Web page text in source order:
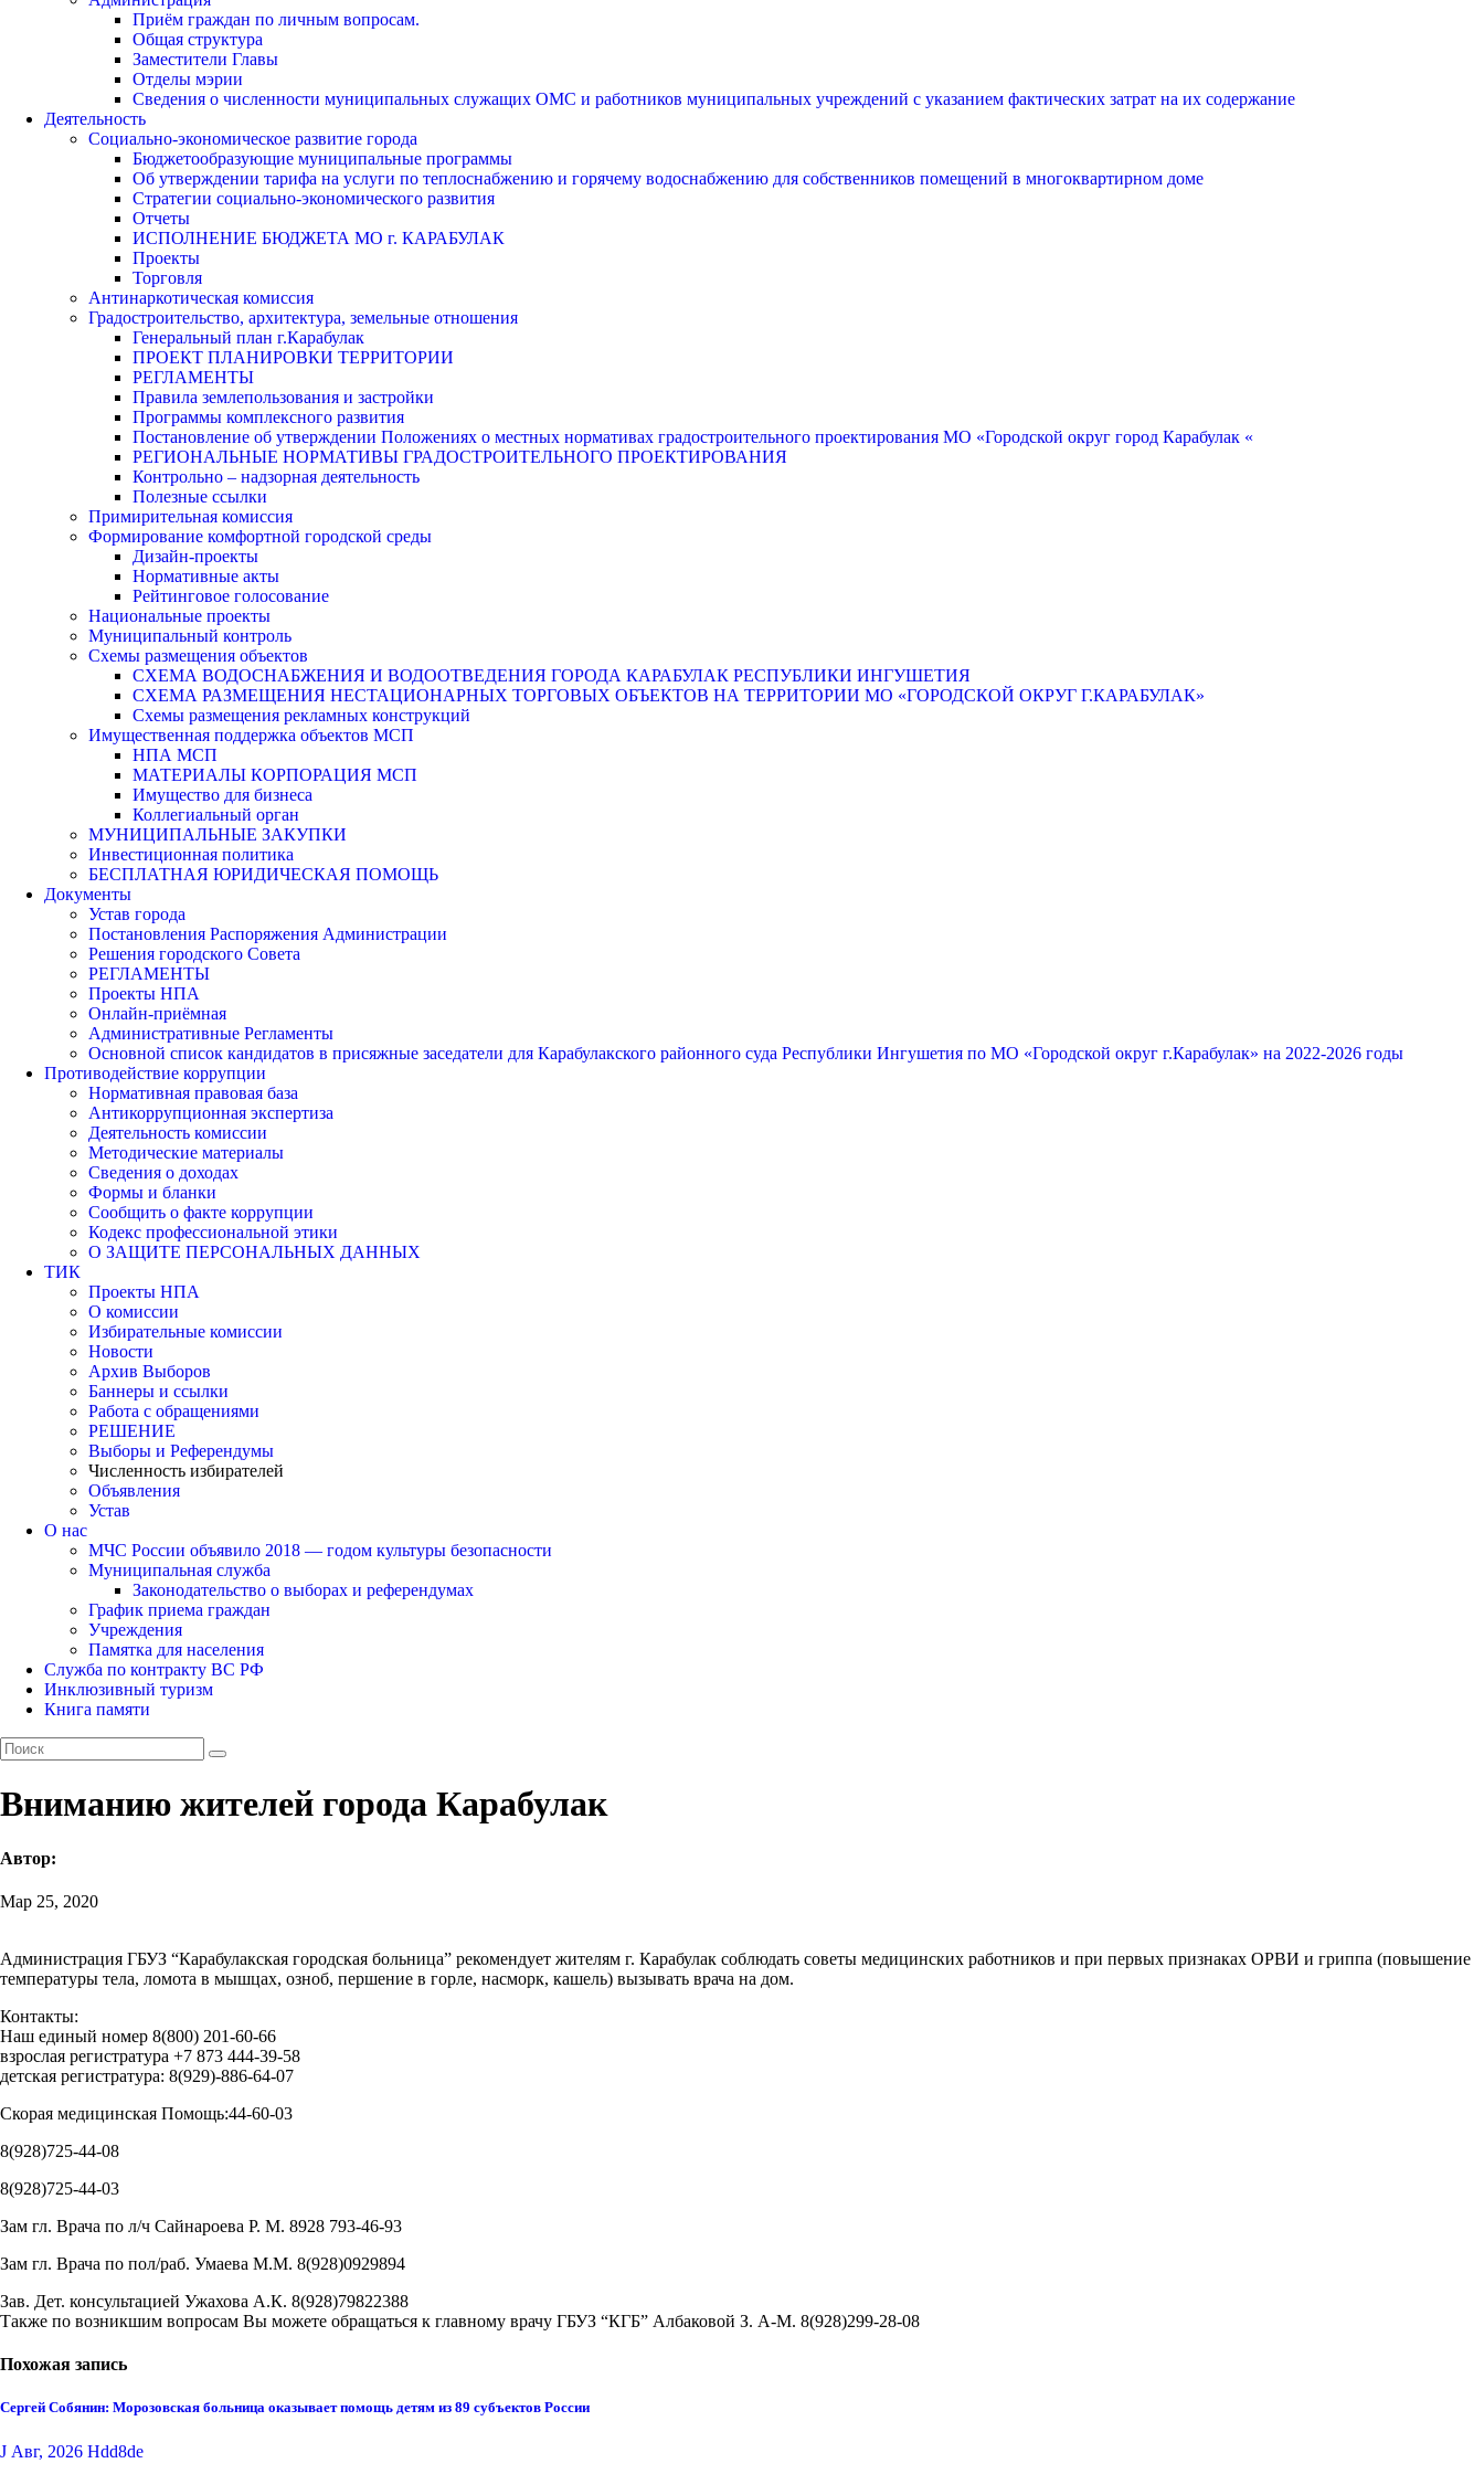
Приём граждан по личным вопросам.
Общая структура
Заместители Главы
Отделы мэрии
Сведения о численности муниципальных служащих ОМС и работников муниципальных учреждений с указанием фактических затрат на их содержание
Деятельность
Социально-экономическое развитие города
Бюджетообразующие муниципальные программы
Об утверждении тарифа на услуги по теплоснабжению и горячему водоснабжению для собственников помещений в многоквартирном доме
Стратегии социально-экономического развития
Отчеты
ИСПОЛНЕНИЕ БЮДЖЕТА МО г. КАРАБУЛАК
Проекты
Торговля
Антинаркотическая комиссия
Градостроительство, архитектура, земельные отношения
Генеральный план г.Карабулак
ПРОЕКТ ПЛАНИРОВКИ ТЕРРИТОРИИ
РЕГЛАМЕНТЫ
Правила землепользования и застройки
Программы комплексного развития
Постановление об утверждении Положениях о местных нормативах градостроительного проектирования МО «Городской округ город Карабулак «
РЕГИОНАЛЬНЫЕ НОРМАТИВЫ ГРАДОСТРОИТЕЛЬНОГО ПРОЕКТИРОВАНИЯ
Контрольно – надзорная деятельность
Полезные ссылки
Примирительная комиссия
Формирование комфортной городской среды
Дизайн-проекты
Нормативные акты
Рейтинговое голосование
Национальные проекты
Муниципальный контроль
Схемы размещения объектов
СХЕМА ВОДОСНАБЖЕНИЯ И ВОДООТВЕДЕНИЯ ГОРОДА КАРАБУЛАК РЕСПУБЛИКИ ИНГУШЕТИЯ
СХЕМА РАЗМЕЩЕНИЯ НЕСТАЦИОНАРНЫХ ТОРГОВЫХ ОБЪЕКТОВ НА ТЕРРИТОРИИ МО «ГОРОДСКОЙ ОКРУГ Г.КАРАБУЛАК»
Схемы размещения рекламных конструкций
Имущественная поддержка объектов МСП
НПА МСП
МАТЕРИАЛЫ КОРПОРАЦИЯ МСП
Имущество для бизнеса
Коллегиальный орган
МУНИЦИПАЛЬНЫЕ ЗАКУПКИ
Инвестиционная политика
БЕСПЛАТНАЯ ЮРИДИЧЕСКАЯ ПОМОЩЬ
Документы
Устав города
Постановления Распоряжения Администрации
Решения городского Совета
РЕГЛАМЕНТЫ
Проекты НПА
Онлайн-приёмная
Административные Регламенты
Основной список кандидатов в присяжные заседатели для Карабулакского районного суда Республики Ингушетия по МО «Городской округ г.Карабулак» на 2022-2026 годы
Противодействие коррупции
Нормативная правовая база
Антикоррупционная экспертиза
Деятельность комиссии
Методические материалы
Сведения о доходах
Формы и бланки
Сообщить о факте коррупции
Кодекс профессиональной этики
О ЗАЩИТЕ ПЕРСОНАЛЬНЫХ ДАННЫХ
ТИК
Проекты НПА
О комиссии
Избирательные комиссии
Новости
Архив Выборов
Баннеры и ссылки
Работа с обращениями
РЕШЕНИЕ
Выборы и Референдумы
Численность избирателей
Объявления
Устав
О нас
МЧС России объявило 2018 — годом культуры безопасности
Муниципальная служба
Законодательство о выборах и референдумах
График приема граждан
Учреждения
Памятка для населения
Служба по контракту ВС РФ
Инклюзивный туризм
Книга памяти
Вниманию жителей города Карабулак
Автор:
Мар 25, 2020
Администрация ГБУЗ “Карабулакская городская больница” рекомендует жителям г. Карабулак соблюдать советы медицинских работников и при первых признаках ОРВИ и гриппа (повышение
температуры тела, ломота в мышцах, озноб, першение в горле, насморк, кашель) вызывать врача на дом.
Контакты:
Наш единый номер 8(800) 201-60-66
взрослая регистратура +7 873 444-39-58
детская регистратура: 8(929)-886-64-07
Скорая медицинская Помощь:44-60-03
8(928)725-44-08
8(928)725-44-03
Зам гл. Врача по л/ч Сайнароева Р. М. 8928 793-46-93
Зам гл. Врача по пол/раб. Умаева М.М. 8(928)0929894
Зав. Дет. консультацией Ужахова А.К. 8(928)79822388
Также по возникшим вопросам Вы можете обращаться к главному врачу ГБУЗ “КГБ” Албаковой З. А-М. 8(928)299-28-08
Похожая запись
Сергей Собянин: Морозовская больница оказывает помощь детям из 89 субъектов России
J Авг, 2026 Hdd8de